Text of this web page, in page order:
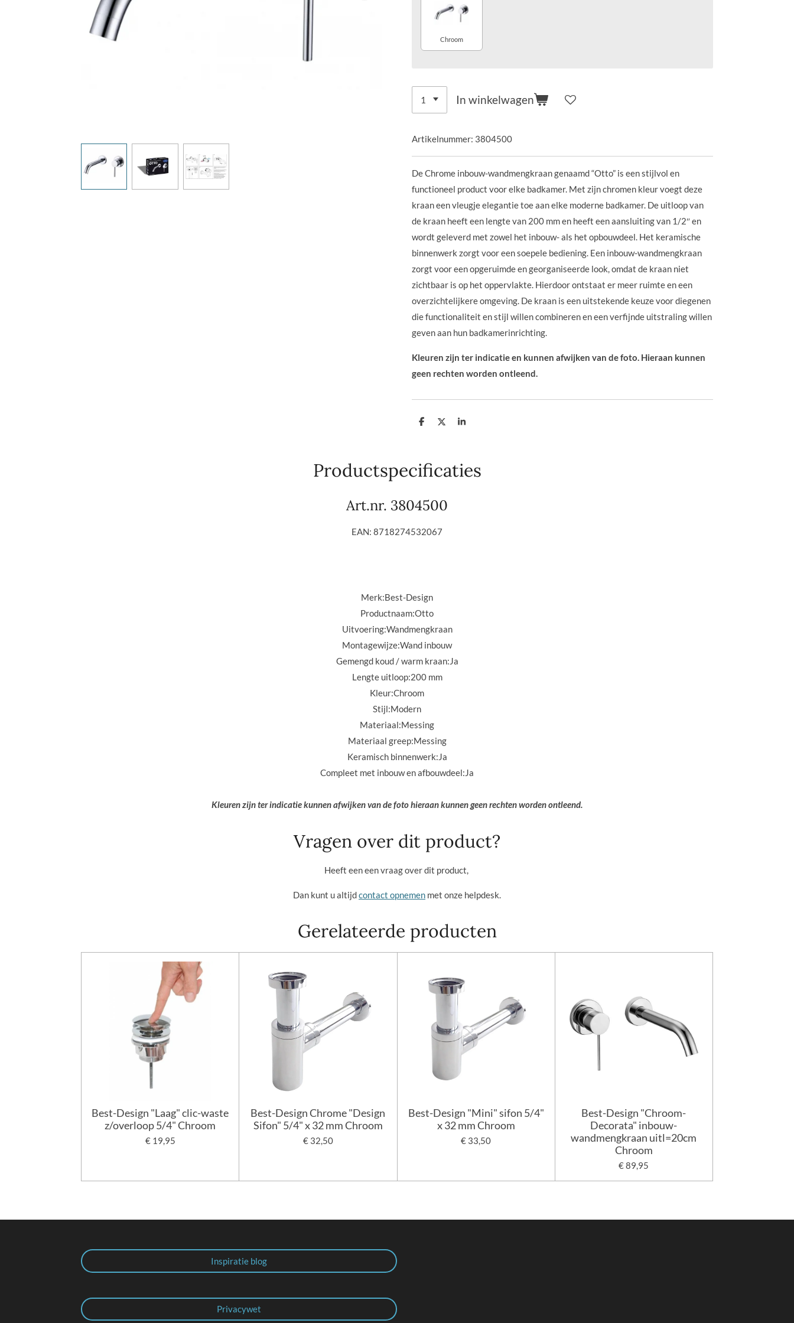
Chroom
In winkelwagen
Artikelnummer: 3804500
De Chrome inbouw-wandmengkraan genaamd “Otto” is een stijlvol en
functioneel product voor elke badkamer. Met zijn chromen kleur voegt deze
kraan een vleugje elegantie toe aan elke moderne badkamer. De uitloop van
de kraan heeft een lengte van 200 mm en heeft een aansluiting van 1/2″ en
wordt geleverd met zowel het inbouw- als het opbouwdeel. Het keramische
binnenwerk zorgt voor een soepele bediening. Een inbouw-wandmengkraan
zorgt voor een opgeruimde en georganiseerde look, omdat de kraan niet
zichtbaar is op het oppervlakte. Hierdoor ontstaat er meer ruimte en een
overzichtelijkere omgeving. De kraan is een uitstekende keuze voor diegenen
die functionaliteit en stijl willen combineren en een verfijnde uitstraling willen
geven aan hun badkamerinrichting.
Kleuren zijn ter indicatie en kunnen afwijken van de foto. Hieraan kunnen
geen rechten worden ontleend.
D
D
S
Productspecificaties
Art.nr. 3804500
EAN: 8718274532067
Merk:Best-Design
Productnaam:Otto
Uitvoering:Wandmengkraan
Montagewijze:Wand inbouw
Gemengd koud / warm kraan:Ja
Lengte uitloop:200 mm
Kleur:Chroom
Stijl:Modern
Materiaal:Messing
Materiaal greep:Messing
Keramisch binnenwerk:Ja
Compleet met inbouw en afbouwdeel:Ja
Kleuren zijn ter indicatie kunnen afwijken van de foto hieraan kunnen geen rechten worden ontleend.
Vragen over dit product?
Heeft een een vraag over dit product,
Dan kunt u altijdcontact opnemen met onze helpdesk.
Gerelateerde producten
Best-Design "Laag" clic-waste
z/overloop 5/4" Chroom
€ 19,95
Best-Design Chrome "Design
Sifon" 5/4" x 32 mm Chroom
€ 32,50
Best-Design "Mini" sifon 5/4"
x 32 mm Chroom
€ 33,50
Best-Design "Chroom-
Decorata" inbouw-
wandmengkraan uitl=20cm
Chroom
€ 89,95
Inspiratie blog
Privacywet